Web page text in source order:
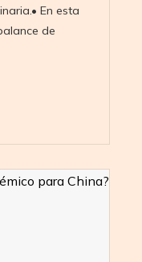
En esta
de